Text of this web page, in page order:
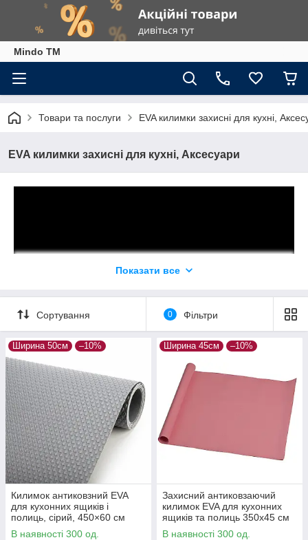
Mindo TM
Товари та послуги EVA килимки захисні для кухні,
EVA килимки захисні для кухні, Аксесуари
Показати все
Сортування 0 Фільтри
Ширина 50см –10%
Килимок антиковзний EVA
для кухонних ящиків і
полиць, сірий, 450×60 см
В наявності 300 од.
Ширина 45см –10%
Захисний антиковзаючий
килимок EVA для кухонних
ящиків та полиць 350х45 см
Рожевий
В наявності 300 од.